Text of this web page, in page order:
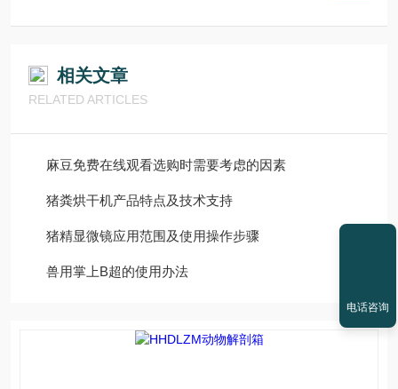
相关文章
RELATED ARTICLES
麻豆免费在线观看选购时需要考虑的因素
猪粪烘干机产品特点及技术支持
猪精显微镜应用范围及使用操作步骤
兽用掌上B超的使用办法
电话咨询